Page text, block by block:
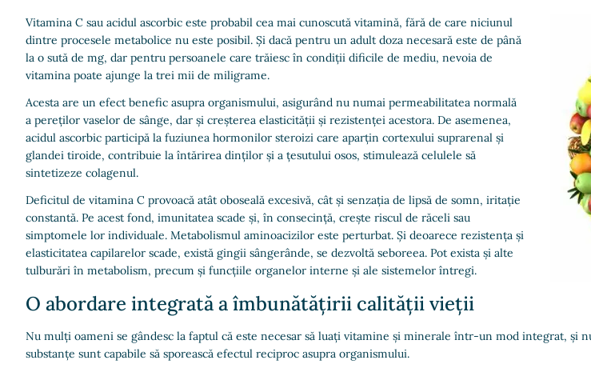
Vitamina C sau acidul ascorbic este probabil cea mai cunoscută vitamină, fără de care niciunul
dintre procesele metabolice nu este posibil. Și dacă pentru un adult doza necesară este de până
la o sută de mg, dar pentru persoanele care trăiesc în condiții dificile de mediu, nevoia de
vitamina poate ajunge la trei mii de miligrame.
Acesta are un efect benefic asupra organismului, asigurând nu numai permeabilitatea normală
a pereților vaselor de sânge, dar și creșterea elasticității și rezistenței acestora. De asemenea,
acidul ascorbic participă la fuziunea hormonilor steroizi care aparțin cortexului suprarenal și
glandei tiroide, contribuie la întărirea dinților și a țesutului osos, stimulează celulele să
sintetizeze colagenul.
Deficitul de vitamina C provoacă atât oboseală excesivă, cât și senzația de lipsă de somn, iritație
constantă. Pe acest fond, imunitatea scade și, în consecință, crește riscul de răceli sau
simptomele lor individuale. Metabolismul aminoacizilor este perturbat. Și deoarece rezistența și
elasticitatea capilarelor scade, există gingii sângerânde, se dezvoltă seboreea. Pot exista și alte
tulburări în metabolism, precum și funcțiile organelor interne și ale sistemelor întregi.
O abordare integrată a îmbunătățirii calității vieții
Nu mulți oameni se gândesc la faptul că este necesar să luați vitamine și minerale într-un mod integrat, și
substanțe sunt capabile să sporească efectul reciproc asupra organismului.